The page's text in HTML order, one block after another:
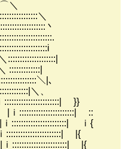
＼
丶
＼|、
＼、
}}
::
ｉ{
|{
|{